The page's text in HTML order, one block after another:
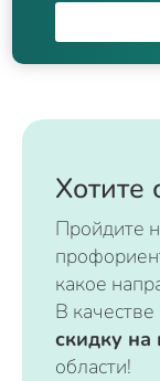
Хотите
Пройдите
какое
В
скидку на
области!